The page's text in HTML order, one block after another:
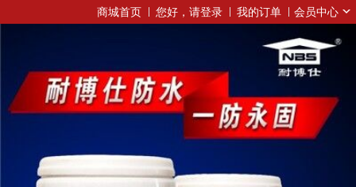
商城首页 您好，请登录 我的订单 会员中心